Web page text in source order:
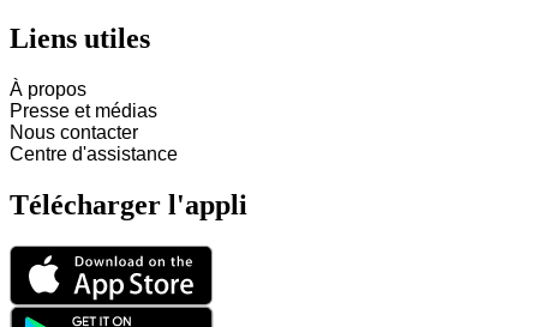
Liens utiles
À propos
Presse et médias
Nous contacter
Centre d'assistance
Télécharger l'appli